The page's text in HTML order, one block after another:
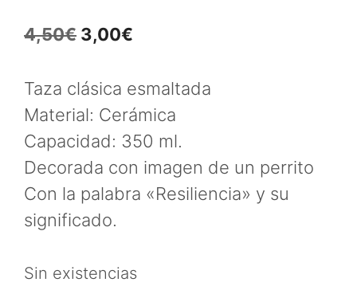
4,50€ El
original
era:
4,50€.
3,00€
actual
es:
3,00€.
Taza clásica esmaltada
Material: Cerámica
Capacidad: 350 ml.
Decorada con imagen de un perrito
Con la palabra «Resiliencia» y su
significado.
Sin existencias